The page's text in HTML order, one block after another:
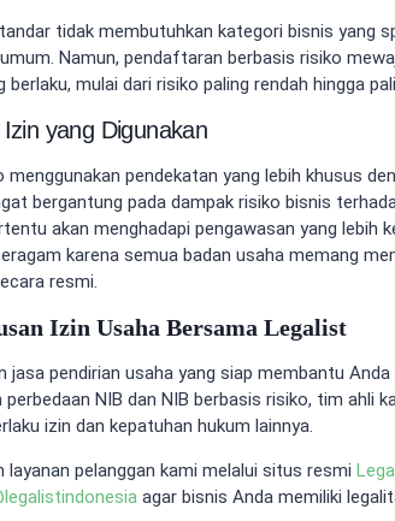
tidak membutuhkan kategori bisnis yang
Namun, pendaftaran berbasis risiko
berlaku, mulai dari risiko paling rendah hingga
yang Digunakan
menggunakan pendekatan yang lebih khusus
bergantung pada dampak risiko bisnis
akan menghadapi pengawasan yang lebih
karena semua badan usaha memang
resmi.
Izin Usaha Bersama Legalist
jasa pendirian usaha yang siap membantu
perbedaan NIB dan NIB berbasis risiko, tim ahli
izin dan kepatuhan hukum lainnya.
layanan pelanggan kami melalui situs resmi
legalistindonesia agar bisnis Anda memiliki